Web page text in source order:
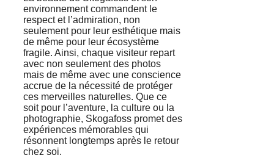
environnement commandent le
respect et l’admiration, non
seulement pour leur esthétique mais
de même pour leur écosystème
fragile. Ainsi, chaque visiteur repart
avec non seulement des photos
mais de même avec une conscience
accrue de la nécessité de protéger
ces merveilles naturelles. Que ce
soit pour l’aventure, la culture ou la
photographie, Skogafoss promet des
expériences mémorables qui
résonnent longtemps après le retour
chez soi.